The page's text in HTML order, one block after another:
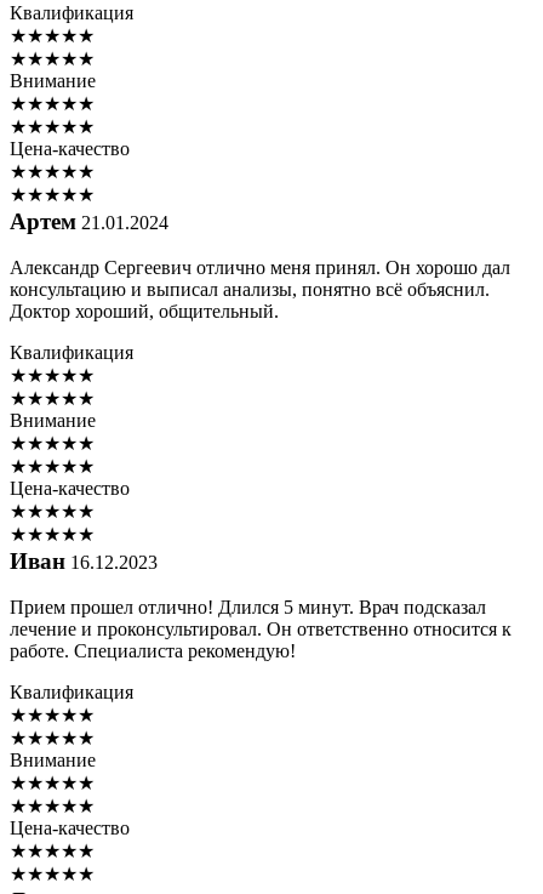
Квалификация
★★★★★
★★★★★
Внимание
★★★★★
★★★★★
Цена-качество
★★★★★
★★★★★
Артем 21.01.2024
Александр Сергеевич отлично меня принял. Он хорошо дал
консультацию и выписал анализы, понятно всё объяснил.
Доктор хороший, общительный.
Квалификация
★★★★★
★★★★★
Внимание
★★★★★
★★★★★
Цена-качество
★★★★★
★★★★★
Иван 16.12.2023
Прием прошел отлично! Длился 5 минут. Врач подсказал
лечение и проконсультировал. Он ответственно относится к
работе. Специалиста рекомендую!
Квалификация
★★★★★
★★★★★
Внимание
★★★★★
★★★★★
Цена-качество
★★★★★
★★★★★